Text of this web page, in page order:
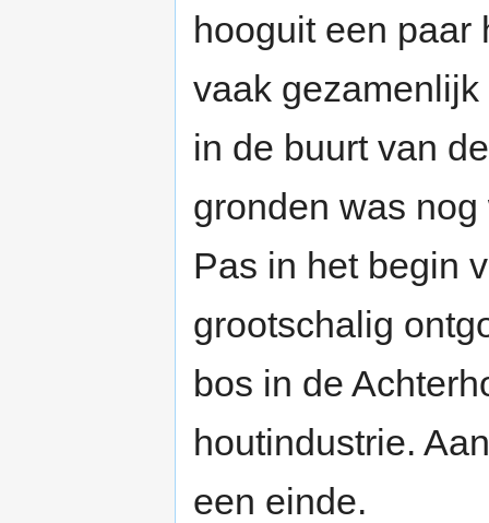
hooguit een paar
vaak
in de buurt van
gronden was
Pas in het begin
grootschalig
bos in de
houtindustrie.
een einde.